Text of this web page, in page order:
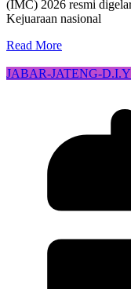
(IMC) 2026 resmi
Kejuaraan nasional
Read More
JABAR-JATENG-D.I.Y